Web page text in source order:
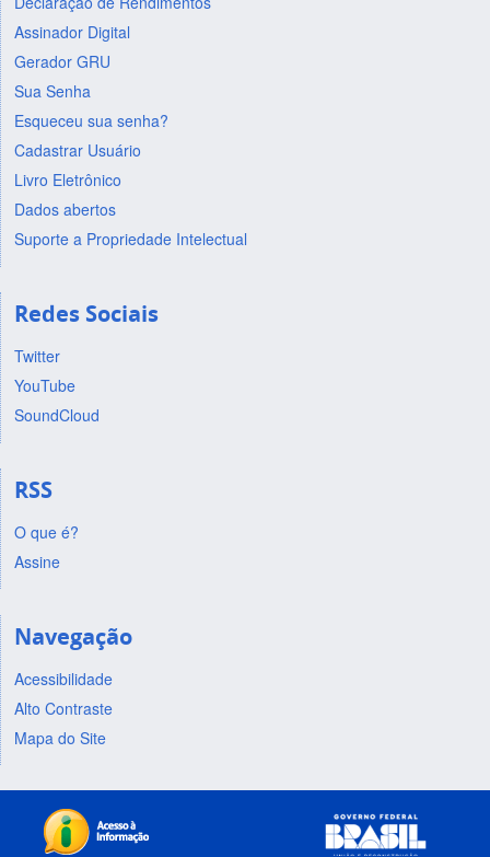
Assinador Digital
Gerador GRU
Sua Senha
Esqueceu sua senha?
Cadastrar Usuário
Livro Eletrônico
Dados abertos
Suporte a Propriedade Intelectual
Redes Sociais
Twitter
YouTube
SoundCloud
RSS
O que é?
Assine
Navegação
Acessibilidade
Alto Contraste
Mapa do Site